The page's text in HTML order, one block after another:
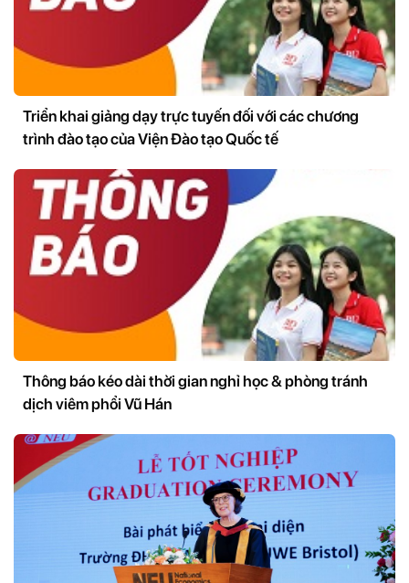
Triển khai giảng dạy trực tuyến đối với các chương
trình đào tạo của Viện Đào tạo Quốc tế
Thông báo kéo dài thời gian nghỉ học & phòng tránh
dịch viêm phổi Vũ Hán